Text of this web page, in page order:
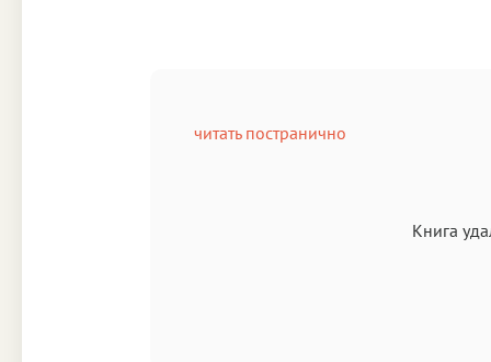
читать постранично
Книга